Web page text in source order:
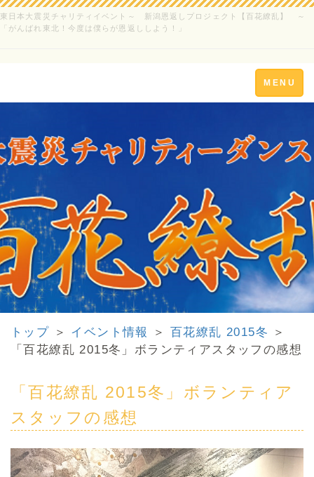
東日本大震災チャリティイベント～ 新潟恩返しプロジェクト【百花繚乱】 ～
「がんばれ東北！今度は僕らが恩返ししよう！」
Toggle
navigation
MENU
トップ ＞ イベント情報 ＞百花繚乱 2015冬
＞
「百花繚乱 2015冬」ボランティアスタッフの感想
「百花繚乱 2015冬」ボランティア
スタッフの感想